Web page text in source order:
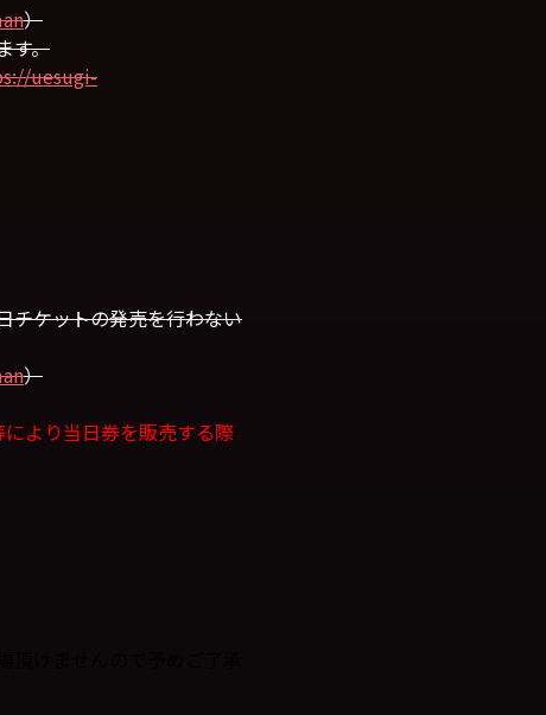
）
す。
uesugi-
ケットの発売を行わない
）
より当日券を販売する際